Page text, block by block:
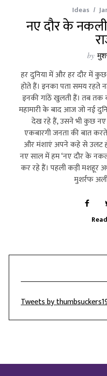
Ideas
नए दौर के
by
हर दुनिया में और हर दौर में
होते हैं। इनका पता समय रहते
इनकी गांठें खुलती हैं। तब तक
महामारी के बाद आज जो नई
देख रहे हैं, उसने भी कुछ
एकबारगी जनता की बात
और मंशाएं अपने कहे से उलट
नए साल में हम ‘नए दौर के
कर रहे हैं। पहली कड़ी मशहूर
मुशर्रफ
Tweets by